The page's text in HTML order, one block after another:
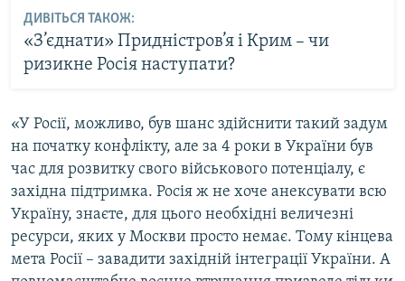
ДИВІТЬСЯ ТАКОЖ:
«З’єднати» Придністров’я і Крим – чи
ризикне Росія наступати?
«У Росії, можливо, був шанс здійснити такий задум
на початку конфлікту, але за 4 роки в України був
час для розвитку свого військового потенціалу, є
західна підтримка. Росія ж не хоче анексувати всю
Україну, знаєте, для цього необхідні величезні
ресурси, яких у Москви просто немає. Тому кінцева
мета Росії – завадити західній інтеграції України. А